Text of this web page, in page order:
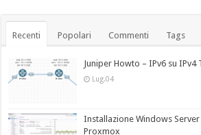
Recenti Popolari Commenti Tags
Juniper Howto – IPv6 su IPv4
Lug.04
Installazione Windows Server
Proxmox